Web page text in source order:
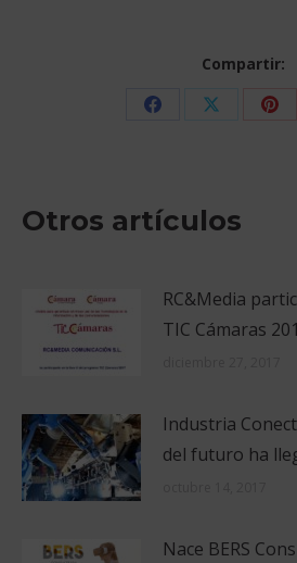
Compartir:
Share
Share
Otros artículos
RC&Media
TIC Cámaras
Industria
del futuro ha
Nace BERS